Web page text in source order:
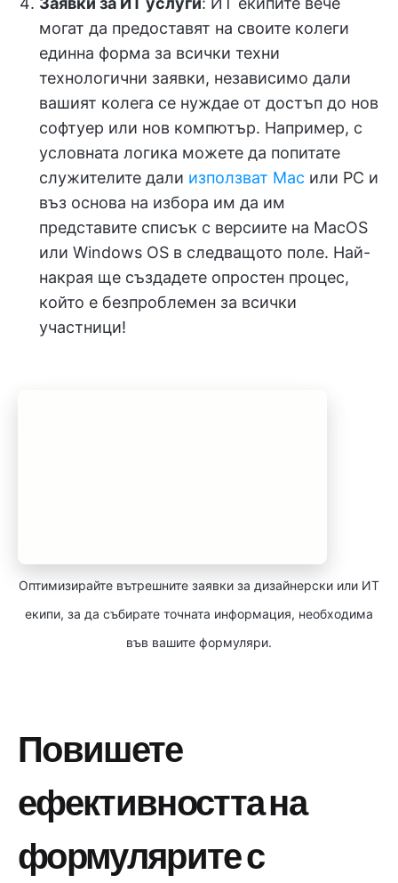
могат да предоставят на своите колеги
единна форма за всички техни
технологични заявки, независимо дали
вашият колега се нуждае от достъп до нов
софтуер или нов компютър. Например, с
условната логика можете да попитате
служителите дали използват Mac или PC и
въз основа на избора им да им
представите списък с версиите на MacOS
или Windows OS в следващото поле. Най-
накрая ще създадете опростен процес,
който е безпроблемен за всички
участници!
Оптимизирайте вътрешните заявки за дизайнерски или ИТ
екипи, за да събирате точната информация, необходима
във вашите формуляри.
Повишете
ефективността на
формулярите с